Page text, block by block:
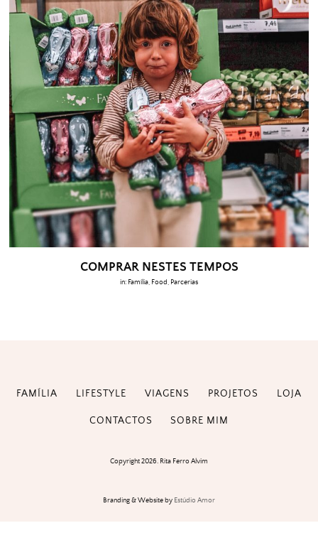
COMPRAR NESTES TEMPOS
in: Família Food Parcerias
FAMÍLIA LIFESTYLE VIAGENS PROJETOS LOJA
CONTACTOS SOBRE MIM
Copyright 2026. Rita Ferro Alvim
Branding & Website by Estúdio Amor